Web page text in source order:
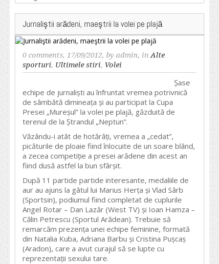
Jurnaliştii arădeni, maeştrii la volei pe plajă
0 comments, 17/09/2012, by admin, inAlte
sporturi, Ultimele stiri, Volei
Șase
echipe de jurnaliști au înfruntat vremea potrivnică
de sâmbătă dimineața și au participat la Cupa
Presei „Mureșul” la volei pe plajă, găzduită de
terenul de la Ștrandul „Neptun”.
Văzându-i atât de hotărâți, vremea a „cedat”,
picăturile de ploaie fiind înlocuite de un soare blând,
a zecea competiție a presei arădene din acest an
fiind dusă astfel la bun sfârșit.
După 11 partide partide interesante, medaliile de
aur au ajuns la gâtul lui Marius Herța și Vlad Sârb
(Sportsin), podiumul fiind completat de cuplurile
Angel Rotar – Dan Lazăr (West TV) și Ioan Hamza –
Călin Petrescu (Sportul Arădean). Trebuie să
remarcăm prezența unei echipe feminine, formată
din Natalia Kuba, Adriana Barbu și Cristina Pușcaș
(Aradon), care a avut curajul să se lupte cu
reprezentații sexului tare.